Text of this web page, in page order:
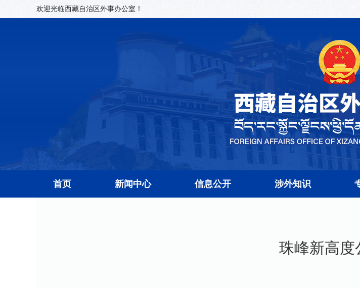
欢迎光临西藏自治区外事办公室！
首页 新闻中心 信息公开 涉外知识
珠峰新高度